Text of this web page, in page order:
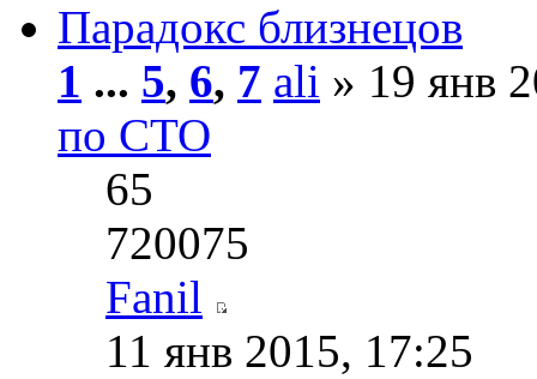
Парадокс близнецов
1 ... 5, 6, 7 ali » 19 янв
по СТО
65
720075
Fanil
11 янв 2015, 17:25